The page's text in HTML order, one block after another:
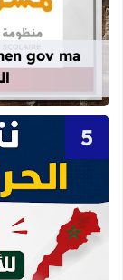
gov ma